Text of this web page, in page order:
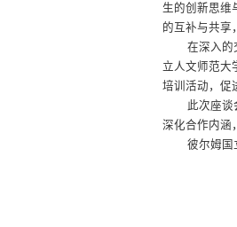
生的创新思维
的互补与共享
在深入的
立人文师范大
培训活动，促
此次座谈
深化合作内涵
彼尔姆国